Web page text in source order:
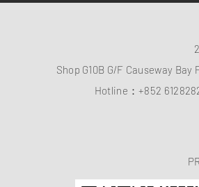
Shop G10B G/F Causeway Bay
Hotline：+852